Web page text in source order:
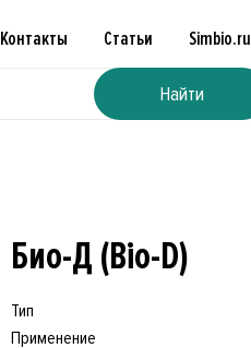
Контакты Статьи Simbio.ru
Найти
Био-Д (Bio-D)
Тип
Применение